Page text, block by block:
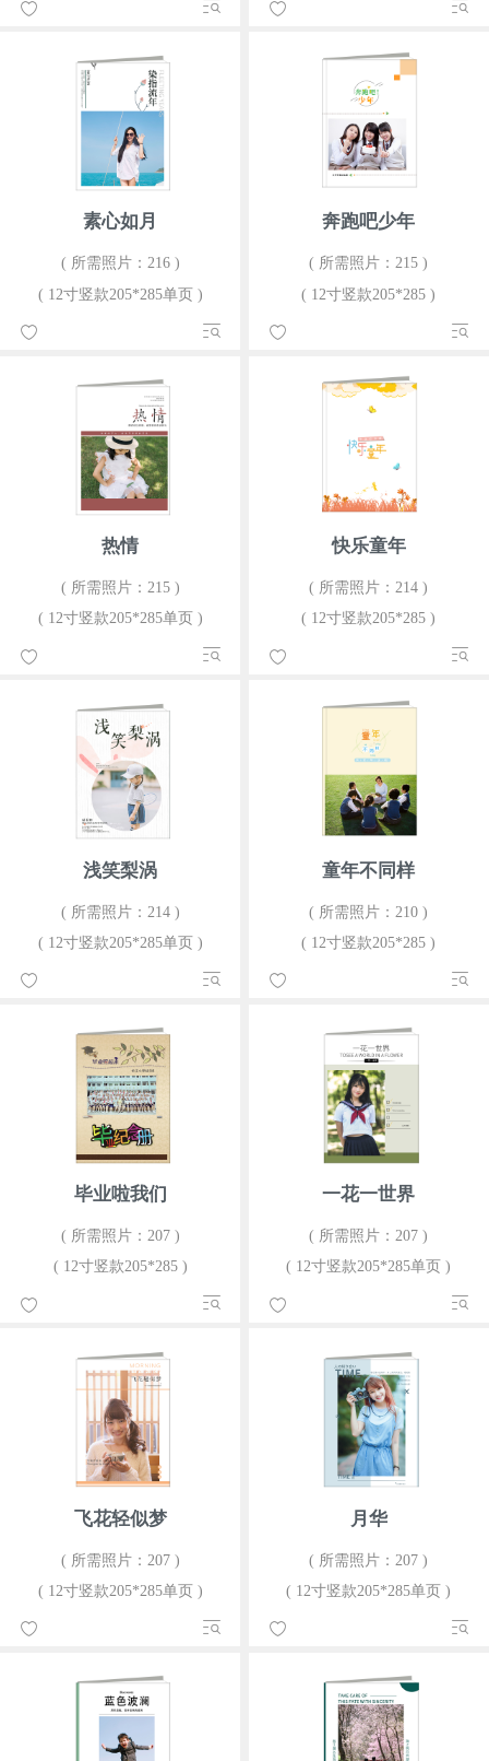
素心如月
( 所需照片：216 )
( 12寸竖款205*285单页 )
奔跑吧少年
( 所需照片：215 )
( 12寸竖款205*285 )
热情
( 所需照片：215 )
( 12寸竖款205*285单页 )
快乐童年
( 所需照片：214 )
( 12寸竖款205*285 )
浅笑梨涡
( 所需照片：214 )
( 12寸竖款205*285单页 )
童年不同样
( 所需照片：210 )
( 12寸竖款205*285 )
毕业啦我们
( 所需照片：207 )
( 12寸竖款205*285 )
一花一世界
( 所需照片：207 )
( 12寸竖款205*285单页 )
飞花轻似梦
( 所需照片：207 )
( 12寸竖款205*285单页 )
月华
( 所需照片：207 )
( 12寸竖款205*285单页 )